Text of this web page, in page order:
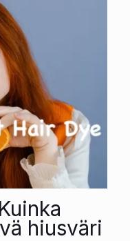
hiusväri